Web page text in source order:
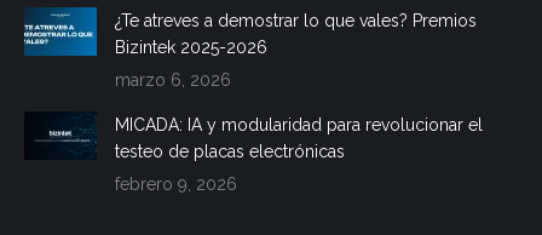
¿Te atreves a demostrar lo que vales? Premios
Bizintek 2025-2026
marzo 6, 2026
MICADA: IA y modularidad para revolucionar el
testeo de placas electrónicas
febrero 9, 2026